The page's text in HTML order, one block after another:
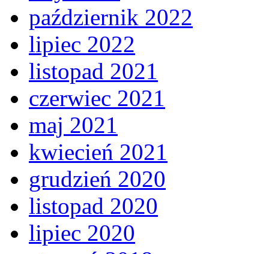
październik 2022
lipiec 2022
listopad 2021
czerwiec 2021
maj 2021
kwiecień 2021
grudzień 2020
listopad 2020
lipiec 2020